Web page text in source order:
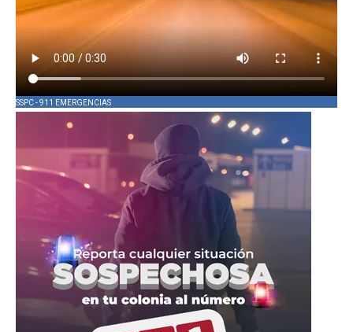
SSPC - 911 EMERGENCIAS